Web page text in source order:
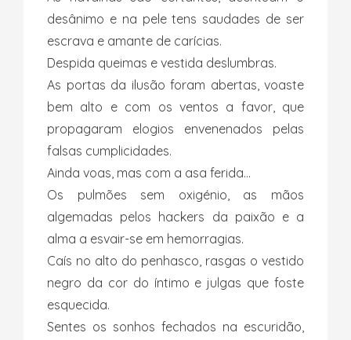
desânimo e na pele tens saudades de ser
escrava e amante de carícias.
Despida queimas e vestida deslumbras.
As portas da ilusão foram abertas, voaste
bem alto e com os ventos a favor, que
propagaram elogios envenenados pelas
falsas cumplicidades.
Ainda voas, mas com a asa ferida…
Os pulmões sem oxigénio, as mãos
algemadas pelos hackers da paixão e a
alma a esvair-se em hemorragias.
Caís no alto do penhasco, rasgas o vestido
negro da cor do íntimo e julgas que foste
esquecida.
Sentes os sonhos fechados na escuridão,